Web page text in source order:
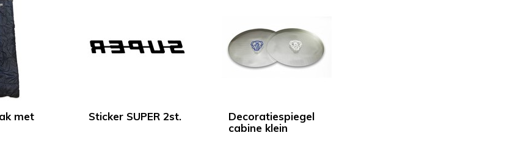
met
Sticker SUPER 2st.
Decoratiespiegel
cabine klein